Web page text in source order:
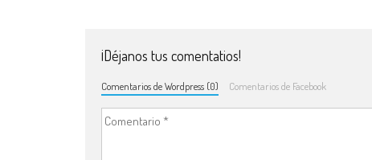
¡Déjanos tus comentatios!
Comentarios de Wordpress (0) Comentarios de Facebook